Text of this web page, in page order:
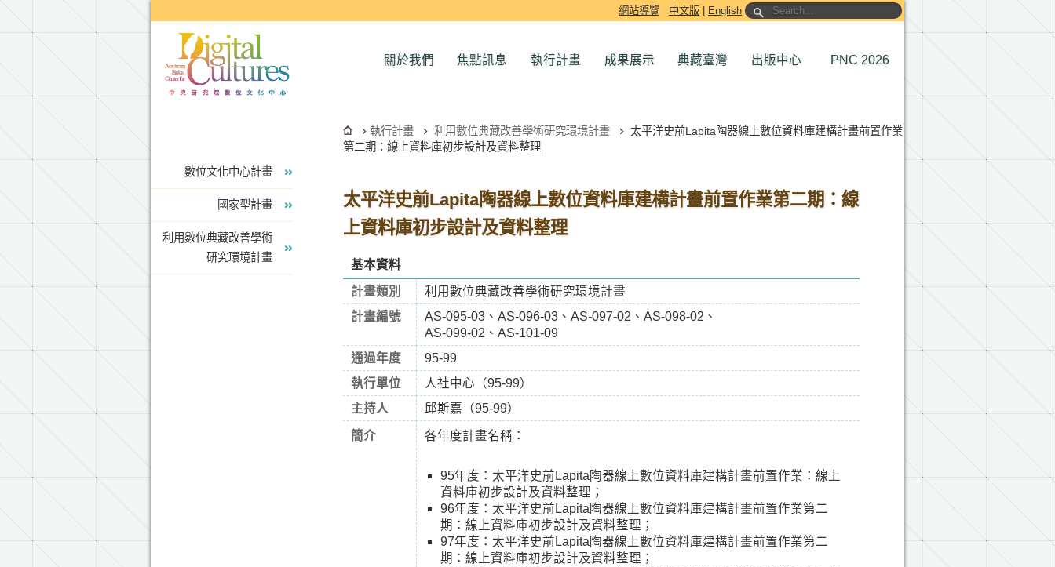
網站導覽 中文版 English
關於我們 焦點訊息 執行計畫 成果展示 典藏臺灣 出版中心 PNC 2026
執行計畫 利用數位典藏改善學術研究環境計畫
太平洋史前Lapita陶器線上數位資料庫建構計畫前置作業
第二期：線上資料庫初步設計及資料整理
太平洋史前Lapita陶器線上數位資料庫建構計畫前置作業第二期：線
上資料庫初步設計及資料整理
基本資料
計畫類別
利用數位典藏改善學術研究環境計畫
計畫編號
AS-095-03、AS-096-03、AS-097-02、AS-098-02、
AS-099-02、AS-101-09
通過年度
95-99
執行單位
人社中心（95-99）
主持人
邱斯嘉（95-99）
簡介 各年度計畫名稱：
95年度：太平洋史前Lapita陶器線上數位資料庫建構計畫前置作業：線上
資料庫初步設計及資料整理；
96年度：太平洋史前Lapita陶器線上數位資料庫建構計畫前置作業第二
期：線上資料庫初步設計及資料整理；
97年度：太平洋史前Lapita陶器線上數位資料庫建構計畫前置作業第二
期：線上資料庫初步設計及資料整理；
數位文化中心計畫
國家型計畫
利用數位典藏改善學術
研究環境計畫